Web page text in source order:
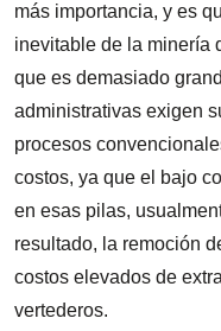
más importancia, y es
inevitable de la minería
que es demasiado
administrativas exigen
procesos
costos, ya que el bajo
en esas pilas,
resultado, la remoción
costos elevados de
vertederos.